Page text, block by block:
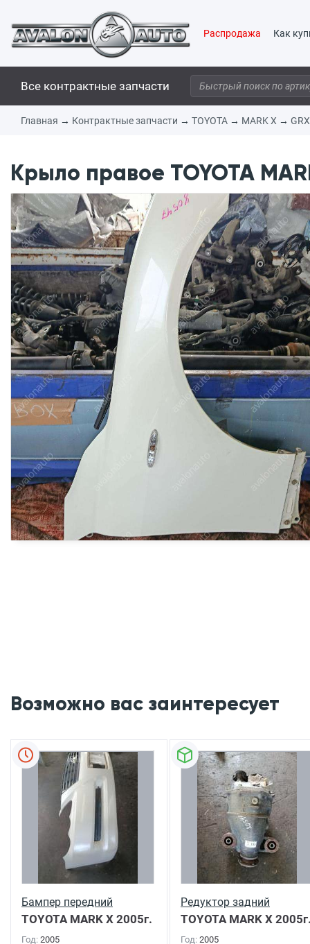
Распродажа Как
Все контрактные запчасти
Главная → Контрактные запчасти → TOYOTA → MARK X →
Крыло правое TOYOTA
Возможно вас заинтересует
Бампер передний
TOYOTA MARK X 2005г.
Год: 2005
Редуктор задний
TOYOTA MARK X
Год: 2005